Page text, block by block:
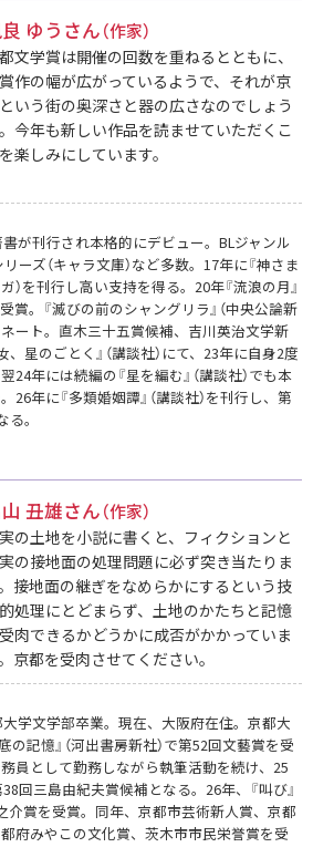
ゆうさん（作家）
文学賞は開催の回数を重ねるとともに、
作の幅が広がっているようで、それが京
いう街の奥深さと器の広さなのでしょう
今年も新しい作品を読ませていただくこ
楽しみにしています。
が刊行され本格的にデビュー。BLジャンル
ーズ（キャラ文庫）など多数。17年に『神さま
）を刊行し高い支持を得る。20年『流浪の月』
賞。『滅びの前のシャングリラ』（中央公論新
ート。直木三十五賞候補、吉川英治文学新
星のごとく』（講談社）にて、23年に自身2度
年には続編の『星を編む』（講談社）でも本
年に『多類婚姻譚』（講談社）を刊行し、第
。
丑雄さん（作家）
の土地を小説に書くと、フィクションと
の接地面の処理問題に必ず突き当たりま
接地面の継ぎをなめらかにするという技
処理にとどまらず、土地のかたちと記憶
肉できるかどうかに成否がかかっていま
京都を受肉させてください。
学文学部卒業。現在、大阪府在住。京都大
の記憶』（河出書房新社）で第52回文藝賞を受
員として勤務しながら執筆活動を続け、25
38回三島由紀夫賞候補となる。26年、『叫び』
介賞を受賞。同年、京都市芸術新人賞、京都
府みやこの文化賞、茨木市市民栄誉賞を受